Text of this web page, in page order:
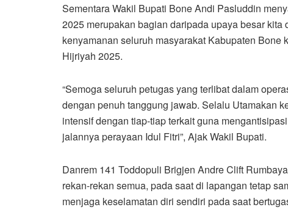
Sementara Wakil Bupati Bone Andi Pasluddin
2025 merupakan bagian daripada upaya besar
kenyamanan seluruh masyarakat Kabupaten
Hijriyah 2025.
“Semoga seluruh petugas yang terlibat dalam
dengan penuh tanggung jawab. Selalu Utamakan
intensif dengan tiap-tiap terkait guna
jalannya perayaan Idul Fitri”, Ajak Wakil Bupati.
Danrem 141 Toddopuli Brigjen Andre Clift
rekan-rekan semua, pada saat di lapangan tetap
menjaga keselamatan diri sendiri pada saat